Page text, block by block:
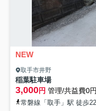
NEW
取手市井野
稲葉駐車場
3,000円 管理/共益費0円
常磐線「取手」駅 徒歩